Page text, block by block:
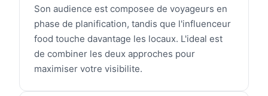
Son audience est composee de voyageurs en
phase de planification, tandis que l'influenceur
food touche davantage les locaux. L'ideal est
de combiner les deux approches pour
maximiser votre visibilite.